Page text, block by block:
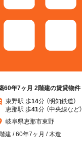
60年7ヶ月 2階建の賃貸物件
東野駅 歩14分 （明知鉄道）
恵那駅 歩41分 （中央線など）
岐阜県恵那市東野
建 / 60年7ヶ月 / 木造